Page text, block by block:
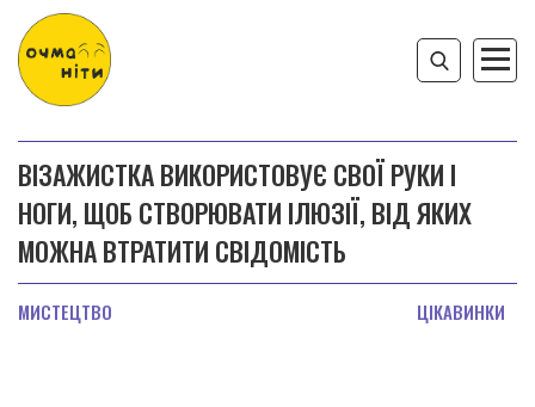
ВІЗАЖИСТКА ВИКОРИСТОВУЄ СВОЇ РУКИ І
НОГИ, ЩОБ СТВОРЮВАТИ ІЛЮЗІЇ, ВІД ЯКИХ
МОЖНА ВТРАТИТИ СВІДОМІСТЬ
МИСТЕЦТВО ЦІКАВИНКИ